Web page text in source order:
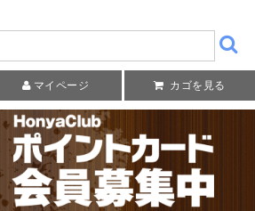
マイページ カゴを見る